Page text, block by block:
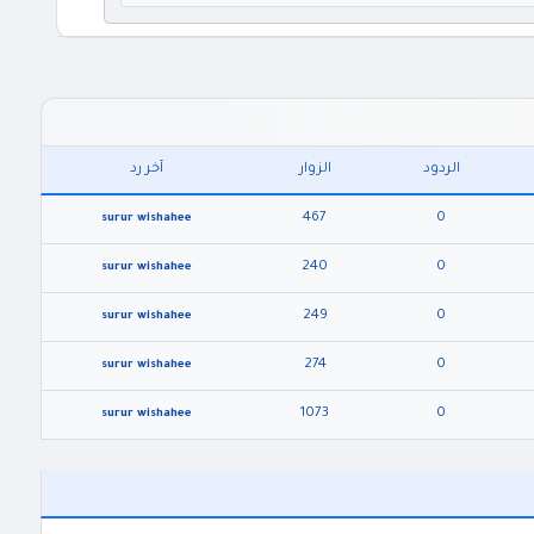
الردود الزوار آخر رد
0
467
surur wishahee
0
240
surur wishahee
0
249
surur wishahee
0
274
surur wishahee
0
1073
surur wishahee